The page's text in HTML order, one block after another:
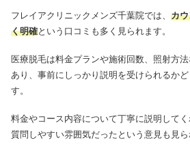
フレイアクリニックメンズ千葉院では、 カ
く明確という口コミも多く見られます。
医療脱毛は料金プランや施術回数、照射方
あり、事前にしっかり説明を受けられるか
す。
料金やコース内容について丁寧に説明して
質問しやすい雰囲気だったという意見も見ら